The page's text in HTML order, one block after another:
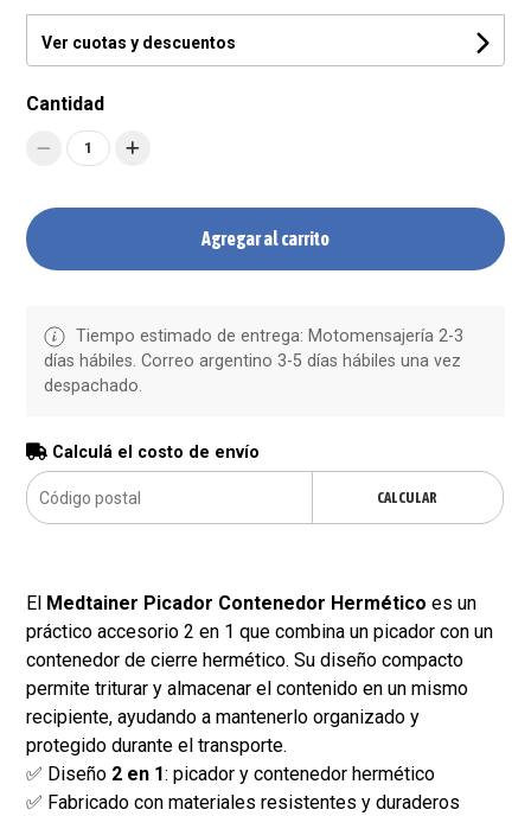
Ver cuotas y descuentos
Cantidad
1
Agregar al carrito
Tiempo estimado de entrega: Motomensajería 2-3
días hábiles. Correo argentino 3-5 días hábiles una vez
despachado.
Calculá el costo de envío
CALCULAR
El Medtainer Picador Contenedor Hermético es un
práctico accesorio 2 en 1 que combina un picador con un
contenedor de cierre hermético. Su diseño compacto
permite triturar y almacenar el contenido en un mismo
recipiente, ayudando a mantenerlo organizado y
protegido durante el transporte.
✅ Diseño 2 en 1: picador y contenedor hermético
✅ Fabricado con materiales resistentes y duraderos